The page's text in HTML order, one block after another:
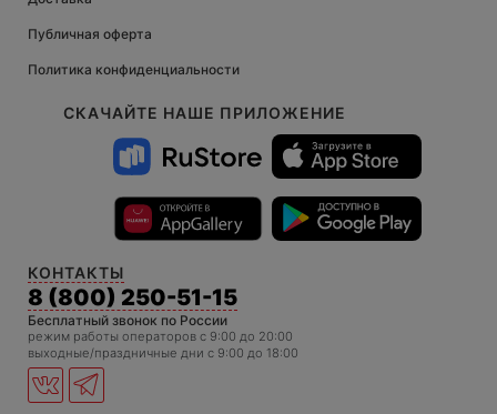
СКАЧАЙТЕ НАШЕ ПРИЛОЖЕНИЕ
КОНТАКТЫ
8 (800) 250-51-15
Бесплатный звонок по России
режим работы операторов c 9:00 до 20:00
выходные/праздничные дни с 9:00 до 18:00
Публичная оферта
Политика конфиденциальности